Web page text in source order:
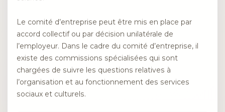
Le comité d’entreprise peut être mis en place par
accord collectif ou par décision unilatérale de
l’employeur. Dans le cadre du comité d’entreprise, il
existe des commissions spécialisées qui sont
chargées de suivre les questions relatives à
l’organisation et au fonctionnement des services
sociaux et culturels.